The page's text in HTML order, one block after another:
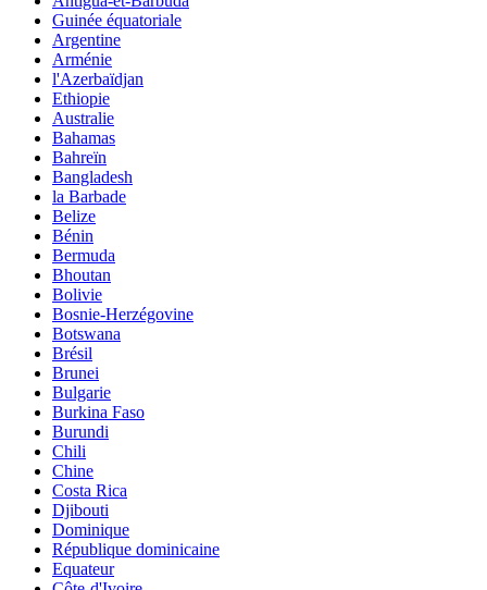
Guinée équatoriale
Argentine
Arménie
l'Azerbaïdjan
Ethiopie
Australie
Bahamas
Bahreïn
Bangladesh
la Barbade
Belize
Bénin
Bermuda
Bhoutan
Bolivie
Bosnie-Herzégovine
Botswana
Brésil
Brunei
Bulgarie
Burkina Faso
Burundi
Chili
Chine
Costa Rica
Djibouti
Dominique
République dominicaine
Equateur